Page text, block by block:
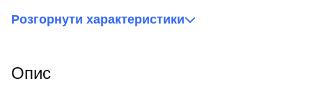
Розгорнути характеристики
Опис